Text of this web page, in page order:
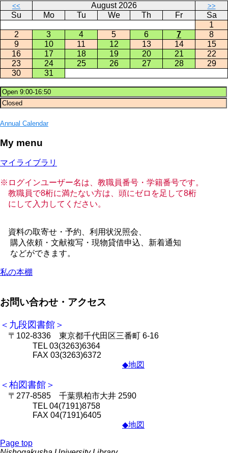
<< August 2026 >>
Su Mo Tu We Th Fr
Sa
1
2
3 4 5 6 7
8
9
10 11 12 13 14
15
16
17 18 19 20 21
22
23
24 25 26 27 28
29
30
31
Annual Calendar
My menu
マイライブラリ
※ログインユーザー名は、教職員番号・学籍番号です。
教職員で8桁に満たない方は、頭にゼロを足して8桁
にして入力してください。
資料の取寄せ・予約、利用状況照会、
購入依頼・文献複写・現物貸借申込、新着通知
などができます。
私の本棚
お問い合わせ・アクセス
＜九段図書館＞
〒102-8336 東京都千代田区三番町 6-16
TEL 03(3263)6364
FAX 03(3263)6372
◆地図
＜柏図書館＞
〒277-8585 千葉県柏市大井 2590
TEL 04(7191)8758
FAX 04(7191)6405
◆地図
Page top